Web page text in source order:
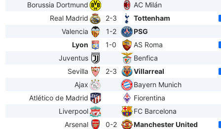
Borussia Dortmund
AC Milán
Real Madrid
2-3
Tottenham
Valencia
1-2
PSG
Lyon
1-0
AS Roma
Juventus
Benfica
Sevilla
2-3
Villarreal
Ajax
Bayern Munich
Atlético de Madrid
Fiorentina
Liverpool
FC Barcelona
Arsenal
0-2
Manchester United